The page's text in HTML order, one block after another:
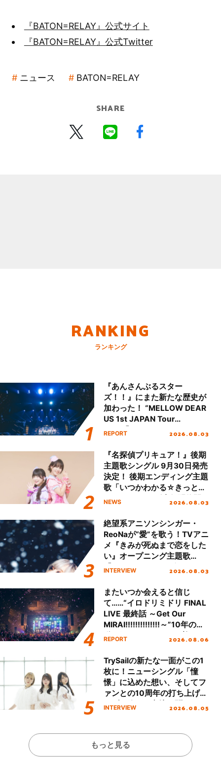
『BATON=RELAY』公式サイト
『BATON=RELAY』公式Twitter
ニュース BATON=RELAY
SHARE
RANKING
ランキング
『あんさんぶるスター
ズ！！』にまた新たな歴史が
加わった！ “MELLOW DEAR
US 1st JAPAN Tour
Final「NICE to meet YOU
ート!!
REPORT 2026.08.03
『名探偵プリキュア！』後期
主題歌シングル 9月30日発売
決定！ 後期エンディング主題
歌「いつかわかる☆きっとあ
える」TVサイズ先行配信開
NEWS 2026.08.03
絶望系アニソンシンガー・
ReoNaが“愛”を歌う！TVアニ
メ『きみが死ぬまで恋をした
い』オープニング主題歌
「Amore」インタビュー
INTERVIEW 2026.08.03
またいつか会えると信じ
て……“イロドリミドリ FINAL
LIVE 最終話 ～Get Our
MIRAI!!!!!!!!!!!!!!～”10年の活
動を経てファイナルを迎える
REPORT 2026.08.06
TrySailの新たな一面がこの1
枚に！ニューシングル「憧
憬」に込めた想い、そしてフ
ァンとの10周年の打ち上げラ
イブを終えた心境を聞いた。
INTERVIEW 2026.08.05
もっと見る